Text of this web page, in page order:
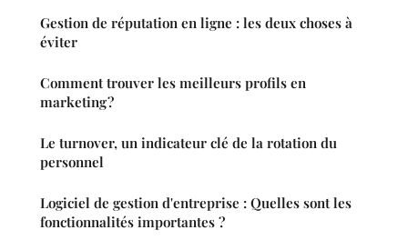
Gestion de réputation en ligne : les deux choses à
éviter
Comment trouver les meilleurs profils en
marketing ?
Le turnover, un indicateur clé de la rotation du
personnel
Logiciel de gestion d'entreprise : Quelles sont les
fonctionnalités importantes ?